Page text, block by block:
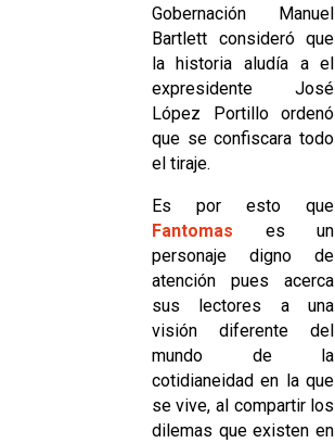
Gobernación Manuel
Bartlett consideró que
la historia aludía a el
expresidente José
López Portillo ordenó
que se confiscara todo
el tiraje.
Es por esto que
Fantomas es un
personaje digno de
atención pues acerca
sus lectores a una
visión diferente del
mundo de la
cotidianeidad en la que
se vive, al compartir los
dilemas que existen en